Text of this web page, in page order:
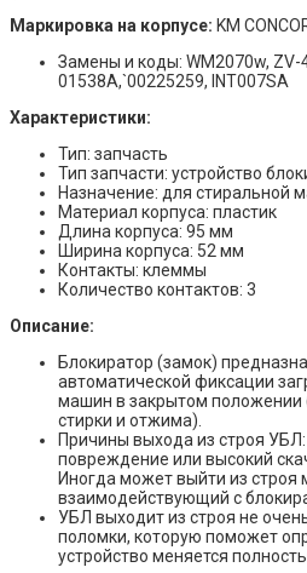
Маркировка на корпусе: KM
Замены и коды: WM2070w, ZV-
01538A,`00225259, INT007SA
Характеристики:
Тип: запчасть
Тип запчасти: устройство
Назначение: для стиральной
Материал корпуса: пластик
Длина корпуса: 95 мм
Ширина корпуса: 52 мм
Контакты: клеммы
Количество контактов: 3
Описание:
Блокиратор (замок)
автоматической фиксации
машин в закрытом
стирки и отжима).
Причины выхода из строя
повреждение или высокий
Иногда может выйти из строя
взаимодействующий с
УБЛ выходит из строя не
поломки, которую поможет
устройство меняется